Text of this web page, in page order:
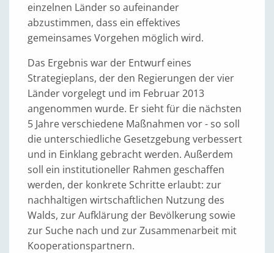
einzelnen Länder so aufeinander
abzustimmen, dass ein effektives
gemeinsames Vorgehen möglich wird.
Das Ergebnis war der Entwurf eines
Strategieplans, der den Regierungen der vier
Länder vorgelegt und im Februar 2013
angenommen wurde. Er sieht für die nächsten
5 Jahre verschiedene Maßnahmen vor - so soll
die unterschiedliche Gesetzgebung verbessert
und in Einklang gebracht werden. Außerdem
soll ein institutioneller Rahmen geschaffen
werden, der konkrete Schritte erlaubt: zur
nachhaltigen wirtschaftlichen Nutzung des
Walds, zur Aufklärung der Bevölkerung sowie
zur Suche nach und zur Zusammenarbeit mit
Kooperationspartnern.